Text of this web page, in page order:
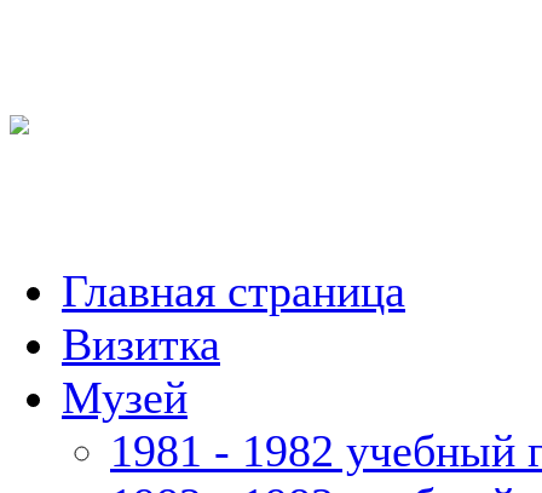
Главная страница
Визитка
Музей
1981 - 1982 учебный